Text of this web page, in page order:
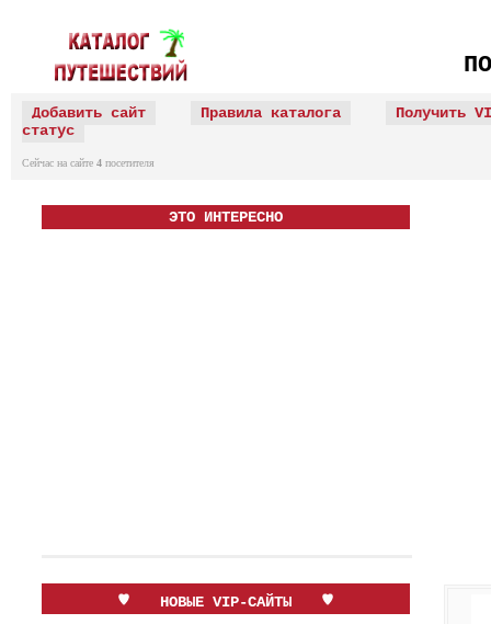
Добавить сайт Правила каталога
Получить
статус
Сейчас на сайте 4 посетителя
ЭТО ИНТЕРЕСНО
НОВЫЕ VIP-САЙТЫ